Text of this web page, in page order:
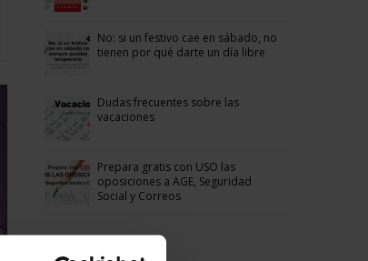
No: si un festivo cae en sábado, no
tienen por qué darte un día libre
Dudas frecuentes sobre las
vacaciones
Prepara gratis con USO las
oposiciones a AGE, Seguridad
Social y Correos